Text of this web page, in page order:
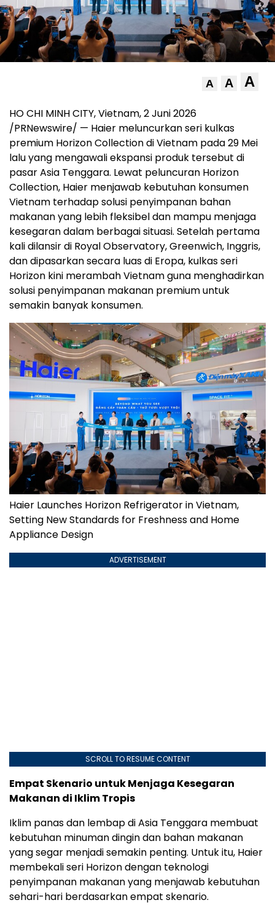
A A A
HO CHI MINH CITY, Vietnam, 2 Juni 2026
/PRNewswire/ — Haier meluncurkan seri kulkas
premium Horizon Collection di Vietnam pada 29 Mei
lalu yang mengawali ekspansi produk tersebut di
pasar Asia Tenggara. Lewat peluncuran Horizon
Collection, Haier menjawab kebutuhan konsumen
Vietnam terhadap solusi penyimpanan bahan
makanan yang lebih fleksibel dan mampu menjaga
kesegaran dalam berbagai situasi. Setelah pertama
kali dilansir di Royal Observatory, Greenwich, Inggris,
dan dipasarkan secara luas di Eropa, kulkas seri
Horizon kini merambah Vietnam guna menghadirkan
solusi penyimpanan makanan premium untuk
semakin banyak konsumen.
Haier Launches Horizon Refrigerator in Vietnam,
Setting New Standards for Freshness and Home
Appliance Design
ADVERTISEMENT
SCROLL TO RESUME CONTENT
Empat Skenario untuk Menjaga Kesegaran
Makanan di Iklim Tropis
Iklim panas dan lembap di Asia Tenggara membuat
kebutuhan minuman dingin dan bahan makanan
yang segar menjadi semakin penting. Untuk itu, Haier
membekali seri Horizon dengan teknologi
penyimpanan makanan yang menjawab kebutuhan
sehari-hari berdasarkan empat skenario.